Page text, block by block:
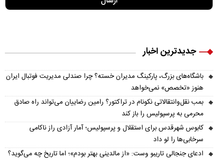
جدیدترین اخبار
باشگاه‌های بزرگ، پارکینگ مدیران خسته؟ چرا صندلی مدیریت فوتبال ایران
هنوز «تخصص» نمی‌خواهد
بمب نقل‌وانتقالاتی نکونام در تراکتور؟ رامین رضاییان می‌تواند راه صادق
محرمی به پرسپولیس را باز کند
کابوس شهرقدس برای استقلال و پرسپولیس؛ آمار آزادی راز ناکامی
سرخابی‌ها را لو داد
ادعای جنجالی تاریبو وست: «از مالدینی بهتر بودم»؛ اما تاریخ چه می‌گوید؟